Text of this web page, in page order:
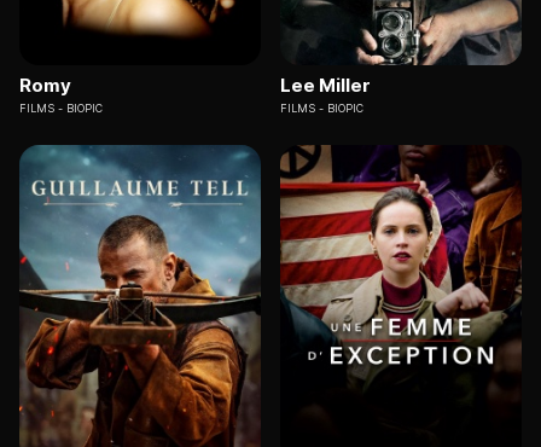
Romy
FILMS BIOPIC
Lee Miller
FILMS BIOPIC